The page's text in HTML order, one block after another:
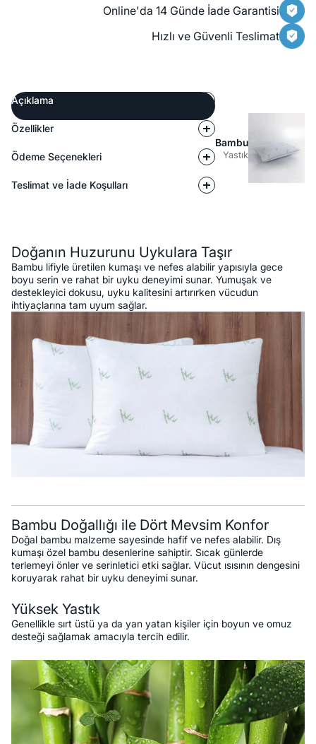
Online'da 14 Günde İade Garantisi
Hızlı ve Güvenli Teslimat
Açıklama
Özellikler
Ödeme Seçenekleri
Teslimat ve İade Koşulları
Bambu
Yastık
Doğanın Huzurunu Uykulara Taşır
Bambu lifiyle üretilen kumaşı ve nefes alabilir yapısıyla gece
boyu serin ve rahat bir uyku deneyimi sunar. Yumuşak ve
destekleyici dokusu, uyku kalitesini artırırken vücudun
ihtiyaçlarına tam uyum sağlar.
Bambu Doğallığı ile Dört Mevsim Konfor
Doğal bambu malzeme sayesinde hafif ve nefes alabilir. Dış
kumaşı özel bambu desenlerine sahiptir. Sıcak günlerde
terlemeyi önler ve serinletici etki sağlar. Vücut ısısının dengesini
koruyarak rahat bir uyku deneyimi sunar.
Yüksek Yastık
Genellikle sırt üstü ya da yan yatan kişiler için boyun ve omuz
desteği sağlamak amacıyla tercih edilir.